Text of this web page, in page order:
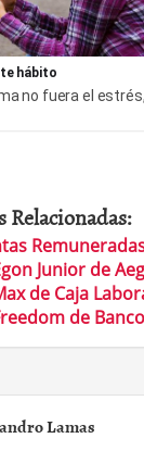
hábito
no fuera el
Relacionadas:
Junior de
de Caja
de
Lamas